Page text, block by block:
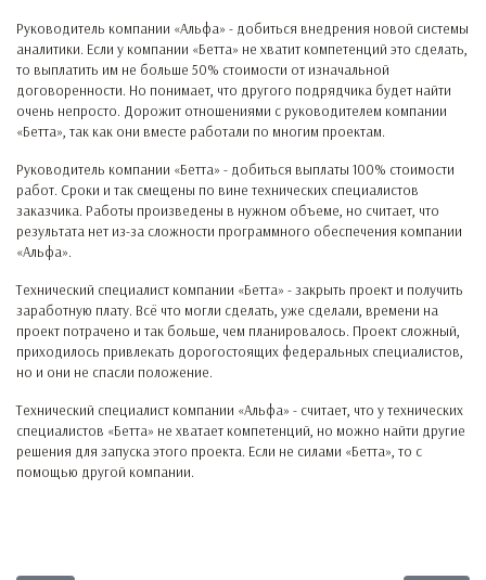
Руководитель компании «Альфа» - добиться внедрения новой системы
аналитики. Если у компании «Бетта» не хватит компетенций это сделать,
то выплатить им не больше 50% стоимости от изначальной
договоренности. Но понимает, что другого подрядчика будет найти
очень непросто. Дорожит отношениями с руководителем компании
«Бетта», так как они вместе работали по многим проектам.
Руководитель компании «Бетта» - добиться выплаты 100% стоимости
работ. Сроки и так смещены по вине технических специалистов
заказчика. Работы произведены в нужном объеме, но считает, что
результата нет из-за сложности программного обеспечения компании
«Альфа».
Технический специалист компании «Бетта» - закрыть проект и получить
заработную плату. Всё что могли сделать, уже сделали, времени на
проект потрачено и так больше, чем планировалось. Проект сложный,
приходилось привлекать дорогостоящих федеральных специалистов,
но и они не спасли положение.
Технический специалист компании «Альфа» - считает, что у технических
специалистов «Бетта» не хватает компетенций, но можно найти другие
решения для запуска этого проекта. Если не силами «Бетта», то с
помощью другой компании.